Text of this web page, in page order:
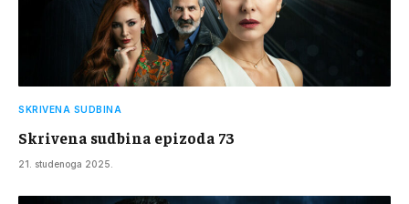
SKRIVENA SUDBINA
Skrivena sudbina epizoda 73
21. studenoga 2025.